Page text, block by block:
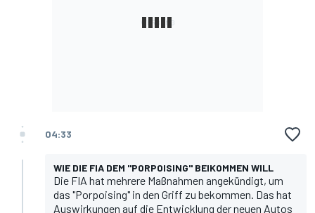
04:33
WIE DIE FIA DEM "PORPOISING" BEIKOMMEN WILL
Die FIA hat mehrere Maßnahmen angekündigt, um
das "Porpoising" in den Griff zu bekommen. Das hat
Auswirkungen auf die Entwicklung der neuen Autos